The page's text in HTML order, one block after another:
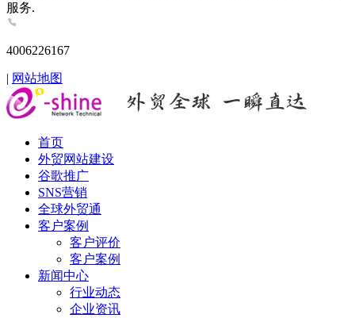
服务.
4006226167
| 网站地图
首页
外贸网站建设
谷歌推广
SNS营销
全球外贸通
客户案例
客户评价
客户案例
新闻中心
行业动态
企业资讯